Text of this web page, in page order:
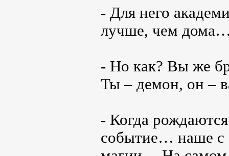
- Для него
лучше, чем
- Но как? Вы же
Ты – демон, он –
- Когда
событие… наше с